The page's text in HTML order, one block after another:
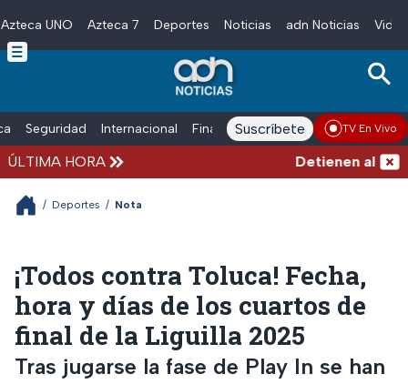
Skip to main content
Azteca UNO Azteca 7 Deportes Noticias adn Noticias
Seguridad Internacional Finanzas adn Noticias Radio
Suscríbete TV En Vivo
ÚLTIMA HORA Detienen al
/ Deportes / Nota
¡Todos contra Toluca! Fecha,
hora y días de los cuartos de
final de la Liguilla 2025
Tras jugarse la fase de Play In se han